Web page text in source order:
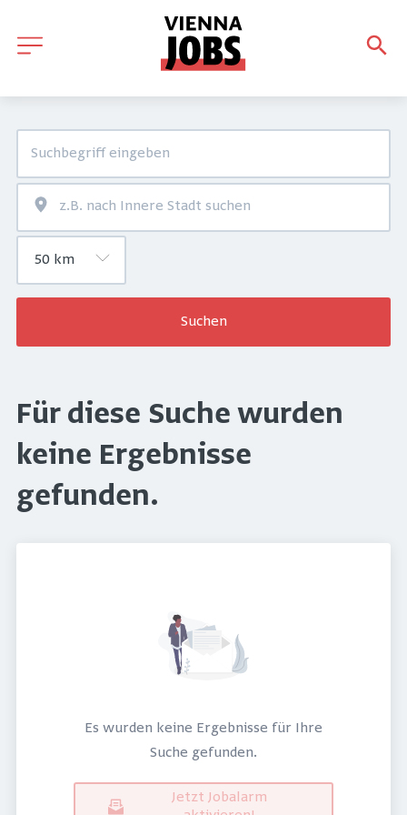
Suchen
Für diese Suche wurden
keine Ergebnisse
gefunden.
Es wurden keine Ergebnisse für Ihre
Suche gefunden.
Jetzt Jobalarm